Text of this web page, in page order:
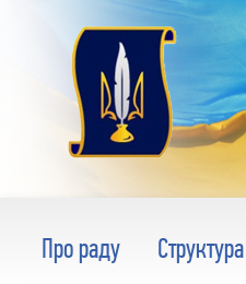
Про раду Структура